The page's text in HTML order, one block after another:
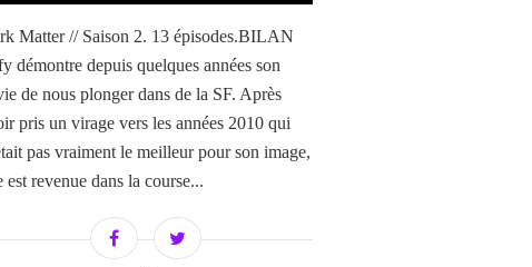
Matter // Saison 2. 13 épisodes.BILAN
démontre depuis quelques années son
de nous plonger dans de la SF. Après
pris un virage vers les années 2010 qui
pas vraiment le meilleur pour son image,
est revenue dans la course...